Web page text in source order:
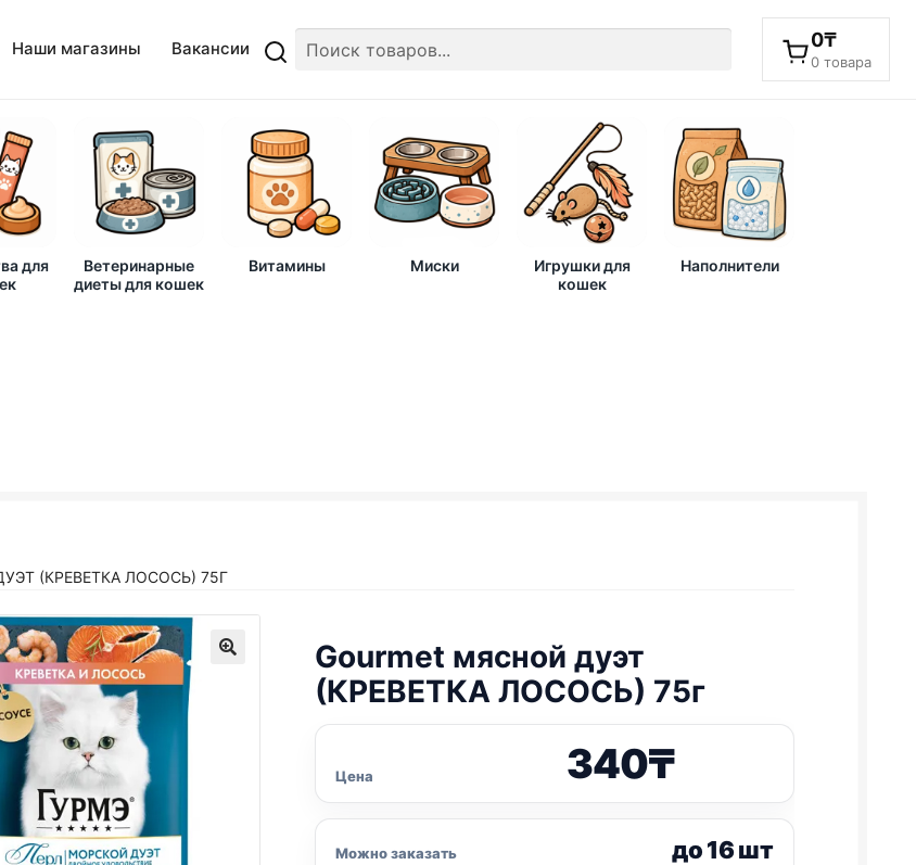
Наши магазины Вакансии 0₸
0 товара
для
Ветеринарные
диеты для кошек
Витамины Миски
Игрушки для
кошек
Наполнители
(КРЕВЕТКА ЛОСОСЬ) 75Г
Gourmet мясной дуэт
(КРЕВЕТКА ЛОСОСЬ) 75г
Цена 340₸
Можно заказать до 16 шт